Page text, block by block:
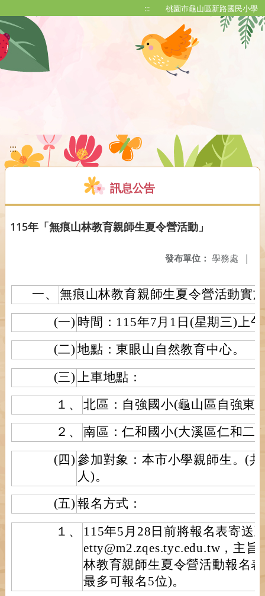
::: 桃園市龜山區新路國民小學
:::
訊息公告
115年「無痕山林教育親師生夏令營活動」
發布單位： 學務處 |
一、
無痕山林教育親師生夏令營活動實
(一) 時間：115年7月1日(星期三)上
(二) 地點：東眼山自然教育中心。
(三)
上車地點：
１、
北區：自強國小(龜山區自強東
２、
南區：仁和國小(大溪區仁和二
(四) 參加對象：本市小學親師生。(
人)。
(五) 報名方式：
１、
115年5月28日前將報名表寄送
etty@m2.zqes.tyc.edu.tw，主
林教育親師生夏令營活動報名
最多可報名5位)。